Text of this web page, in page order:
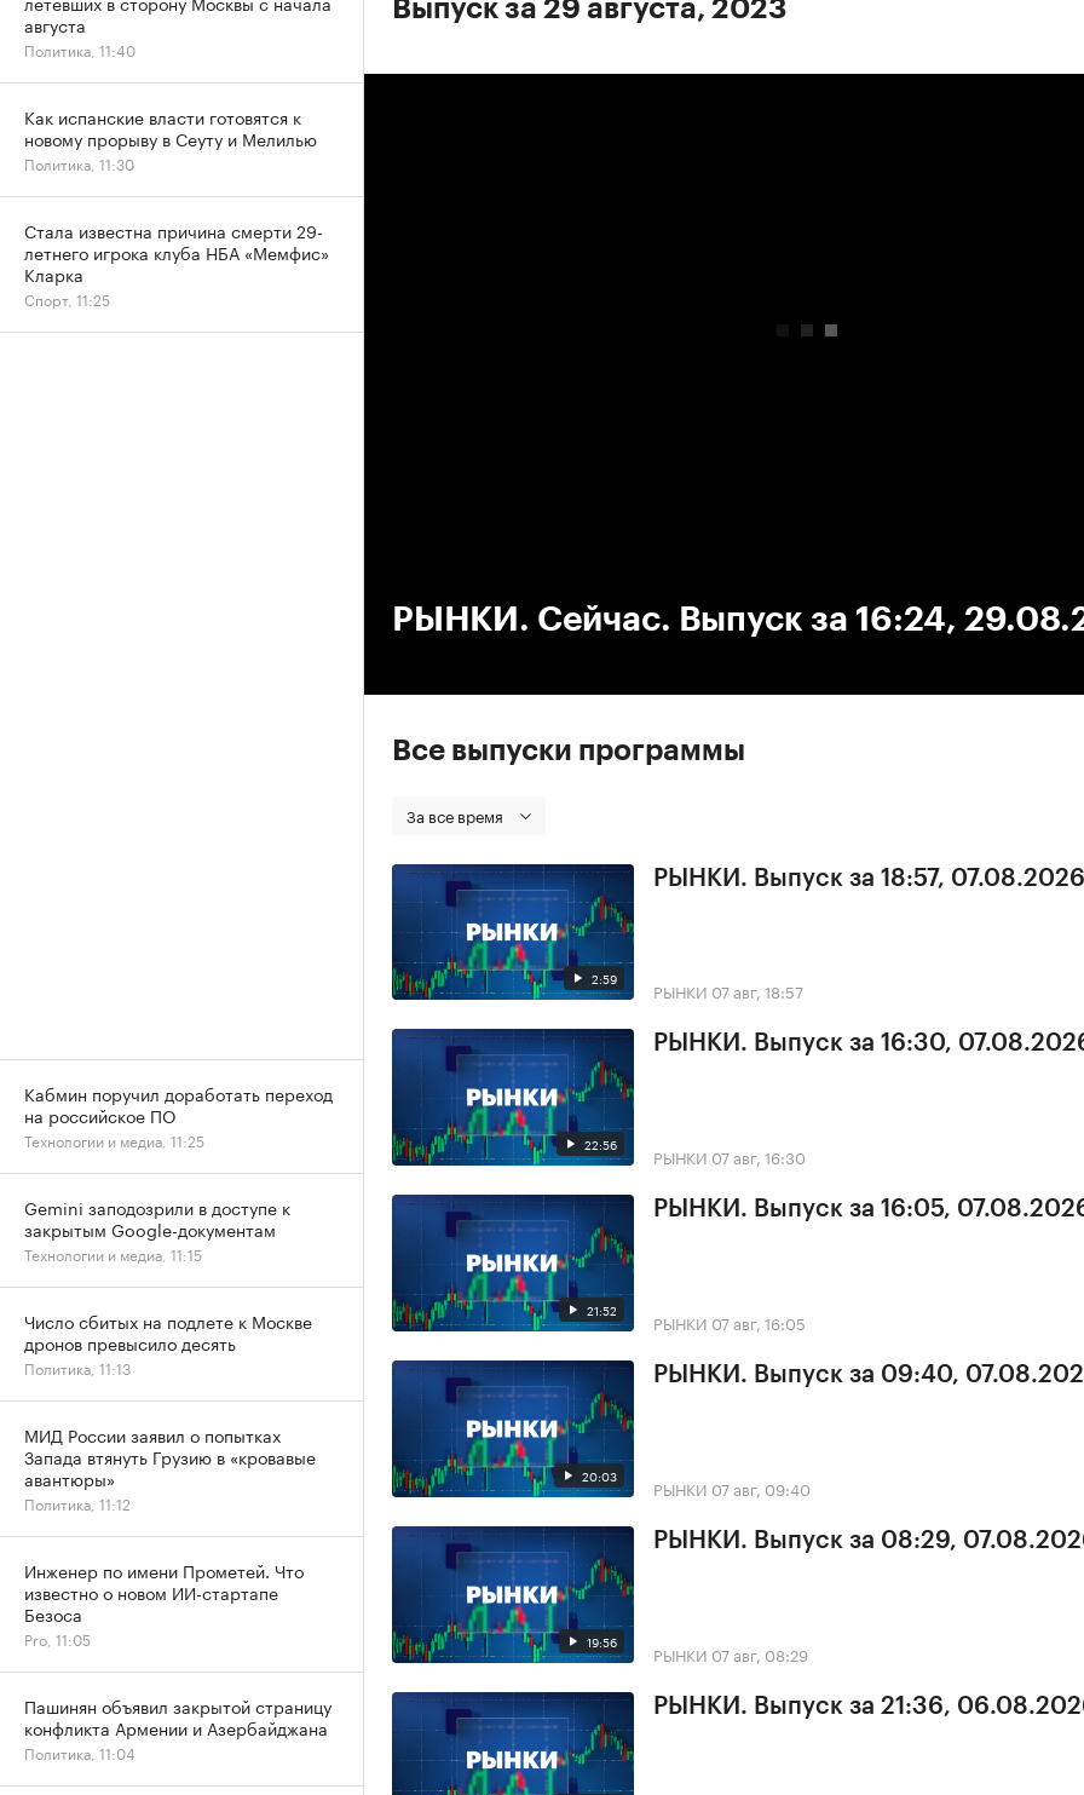
Выпуск за 29 августа, 2023
РЫНКИ. Сейчас. Выпуск за 16:24,
Все выпуски программы
За все время
2:59
РЫНКИ. Выпуск за 18:57, 07.08.2026
РЫНКИ 07 авг, 18:57
22:56
РЫНКИ. Выпуск за 16:30,
РЫНКИ 07 авг, 16:30
21:52
РЫНКИ. Выпуск за 16:05,
РЫНКИ 07 авг, 16:05
20:03
РЫНКИ. Выпуск за 09:40,
РЫНКИ 07 авг, 09:40
19:56
РЫНКИ. Выпуск за 08:29,
РЫНКИ 07 авг, 08:29
РЫНКИ. Выпуск за 21:36,
августа
Политика, 11:40
Как испанские власти готовятся к
новому прорыву в Сеуту и Мелилью
Политика, 11:30
Стала известна причина смерти 29-
летнего игрока клуба НБА «Мемфис»
Кларка
Спорт, 11:25
Кабмин поручил доработать переход
на российское ПО
Технологии и медиа, 11:25
Gemini заподозрили в доступе к
закрытым Google-документам
Технологии и медиа, 11:15
Число сбитых на подлете к Москве
дронов превысило десять
Политика, 11:13
МИД России заявил о попытках
Запада втянуть Грузию в «кровавые
авантюры»
Политика, 11:12
Инженер по имени Прометей. Что
известно о новом ИИ-стартапе
Безоса
Pro, 11:05
Пашинян объявил закрытой страницу
конфликта Армении и Азербайджана
Политика, 11:04